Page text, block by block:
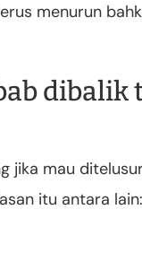
menurun
dibalik
jika mau
itu antara lain: